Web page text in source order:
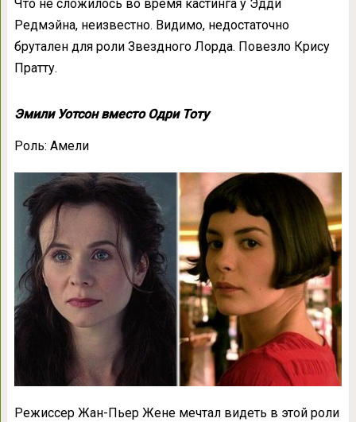
Что не сложилось во время кастинга у Эдди
Редмэйна, неизвестно. Видимо, недостаточно
брутален для роли Звездного Лорда. Повезло Крису
Пратту.
Эмили Уотсон вместо Одри Тоту
Роль: Амели
Режиссер Жан-Пьер Жене мечтал видеть в этой роли